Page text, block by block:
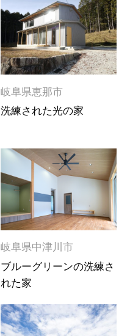
岐阜県恵那市
洗練された光の家
岐阜県中津川市
ブルーグリーンの洗練さ
れた家